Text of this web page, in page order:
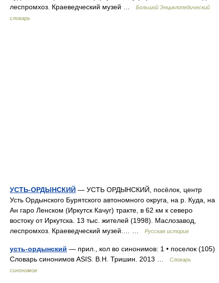
леспромхоз. Краеведческий музей …
Большой Энциклопедический
словарь
УСТЬ-ОРДЫНСКИЙ — УСТЬ ОРДЫНСКИЙ, посёлок, центр
Усть Ордынского Бурятского автономного округа, на р. Куда, на
Ан гаро Ленском (Иркутск Качуг) тракте, в 62 км к северо
востоку от Иркутска. 13 тыс. жителей (1998). Маслозавод,
леспромхоз. Краеведческий музей.… …
Русская история
усть-ордынский — прил., кол во синонимов: 1 • поселок (105)
Словарь синонимов ASIS. В.Н. Тришин. 2013 …
Словарь
синонимов